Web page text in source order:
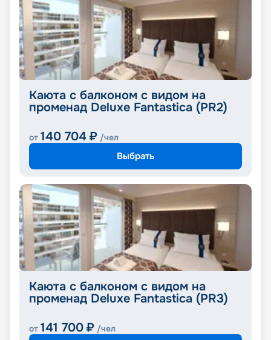
Каюта с балконом с видом на
променад Deluxe Fantastica (PR2)
от 140 704 ₽ /чел
Выбрать
Каюта с балконом с видом на
променад Deluxe Fantastica (PR3)
от 141 700 ₽ /чел